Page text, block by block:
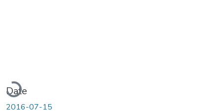
Date
2016-07-15